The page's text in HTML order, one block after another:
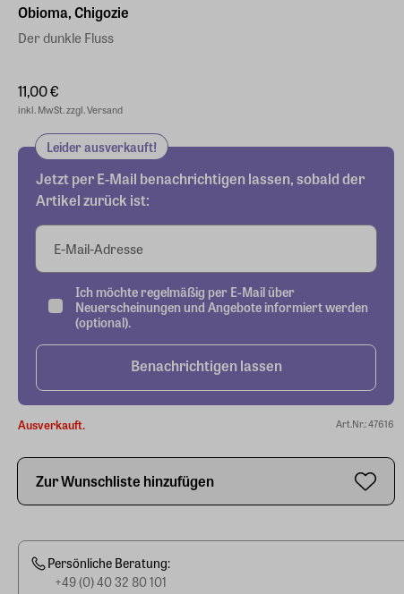
Obioma, Chigozie
Der dunkle Fluss
11,00 €
inkl. MwSt. zzgl. Versand
Leider ausverkauft!
Jetzt per E-Mail benachrichtigen lassen, sobald der
Artikel zurück ist:
E-Mail-Adresse
Ich möchte regelmäßig per E-Mail über
Neuerscheinungen und Angebote informiert werden
(optional).
Benachrichtigen lassen
Ausverkauft. Art.Nr.: 47616
Zur Wunschliste hinzufügen
Persönliche Beratung:
+49 (0) 40 32 80 101